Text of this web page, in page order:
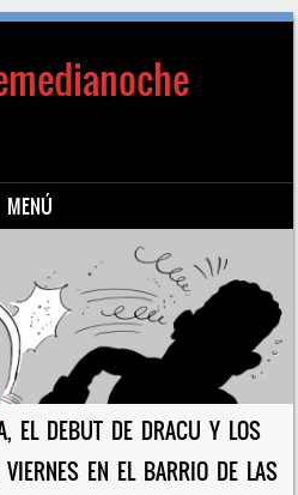
MENÚ
EL DEBUT DE DRACU Y LOS
EN EL BARRIO DE LAS